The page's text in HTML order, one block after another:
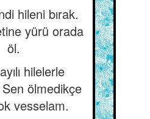
hileni bırak.
yürü orada
öl.
hilelerle
Sen ölmedikçe
vesselam.